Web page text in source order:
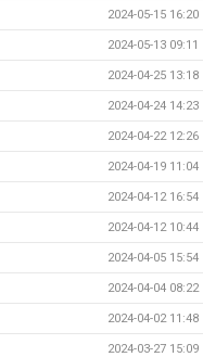
2024-05-15 16:20
2024-05-13 09:11
2024-04-25 13:18
2024-04-24 14:23
2024-04-22 12:26
2024-04-19 11:04
2024-04-12 16:54
2024-04-12 10:44
2024-04-05 15:54
2024-04-04 08:22
2024-04-02 11:48
2024-03-27 15:09